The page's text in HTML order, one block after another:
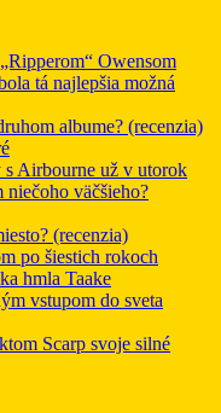
Owensom
tá najlepšia možná
albume? (recenzia)
s Airbourne už v utorok
väčšieho?
(recenzia)
po šiestich rokoch
hmla Taake
vstupom do sveta
Scarp svoje silné